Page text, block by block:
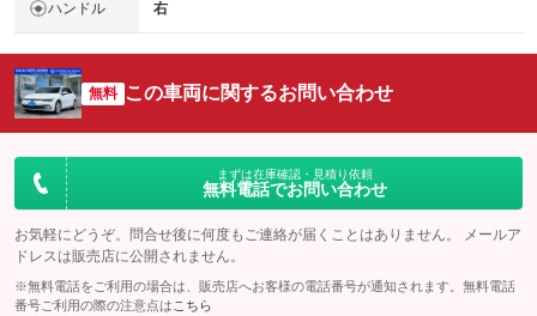
ハンドル 右
無料 この車両に関するお問い合わせ
まずは在庫確認・見積り依頼
無料電話でお問い合わせ
お気軽にどうぞ。問合せ後に何度もご連絡が届くことはありません。 メールア
ドレスは販売店に公開されません。
※無料電話をご利用の場合は、販売店へお客様の電話番号が通知されます。無料電話
番号ご利用の際の注意点は こちら